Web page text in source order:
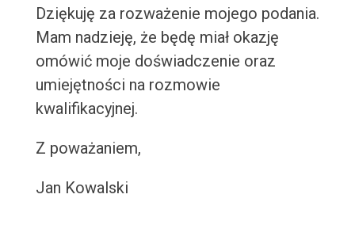
Dziękuję za rozważenie mojego podania.
Mam nadzieję, że będę miał okazję
omówić moje doświadczenie oraz
umiejętności na rozmowie
kwalifikacyjnej.
Z poważaniem,
Jan Kowalski